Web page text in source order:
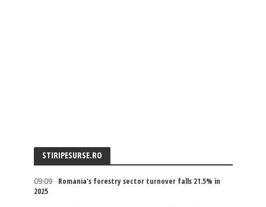
STIRIPESURSE.RO
09:09
Romania's forestry sector turnover falls 21.5% in
2025